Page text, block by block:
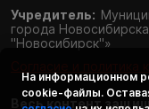
Учредитель:
города
"Новосибирск"»
Весь контент
На информационном
cookie-файлы.